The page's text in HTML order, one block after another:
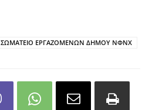
ΣΩΜΑΤΕΙΟ ΕΡΓΑΖΟΜΕΝΩΝ ΔΗΜΟΥ ΝΦΝΧ